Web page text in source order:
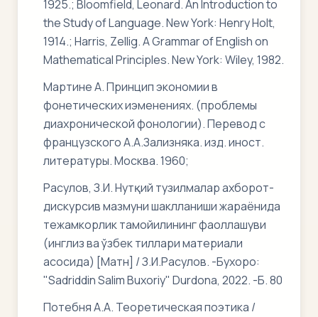
1925.; Bloomfield, Leonard. An Introduction to
the Study of Language. New York: Henry Holt,
1914.; Harris, Zellig. A Grammar of English on
Mathematical Principles. New York: Wiley, 1982.
Мартине А. Принцип экономии в
фонетических иэменениях. (проблемы
диахронической фонологии). Перевод с
французского А.А.Зализняка. изд. иност.
литературы. Москва. 1960;
Расулов, З.И. Нутқий тузилмалар ахборот-
дискурсив мазмуни шаклланиши жараёнида
тежамкорлик тамойилининг фаоллашуви
(инглиз ва ўзбек тиллари материали
асосида) [Матн] / З.И.Расулов. -Бухоро:
"Sadriddin Salim Buxoriy" Durdona, 2022. -Б. 80
Потебня A.A. Теоретическая поэтика /